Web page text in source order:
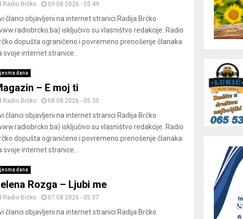
Radio Brčko 09.08.2026 - 05:49
članci objavljeni na internet stranici Radija Brčko
isključivo su vlasništvo redakcije. Radio
dopušta ograničeno i povremeno prenošenje članaka
svoje internet stranice...
dana
– E moj ti
Radio Brčko 08.08.2026 - 05:30
članci objavljeni na internet stranici Radija Brčko
isključivo su vlasništvo redakcije. Radio
dopušta ograničeno i povremeno prenošenje članaka
svoje internet stranice...
dana
Rozga – Ljubi me
Radio Brčko 07.08.2026 - 05:07
članci objavljeni na internet stranici Radija Brčko